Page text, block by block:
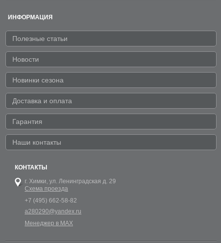
ИНФОРМАЦИЯ
Полезные статьи
Новости
Новинки сезона
Доставка и оплата
Гарантия
Наши контакты
КОНТАКТЫ
г. Химки, ул. Ленинградская д. 29
Схема проезда
+7 (495) 662-58-82
a280290@yandex.ru
Менеджер в MAX